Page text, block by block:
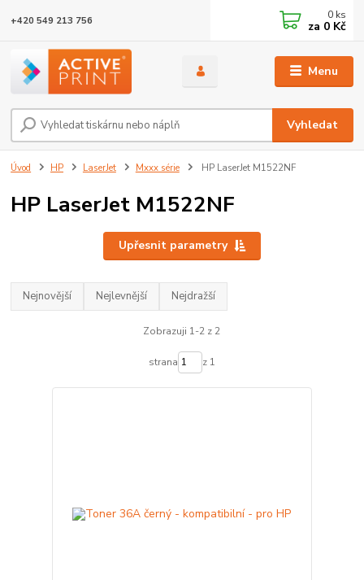
Menu
Vyhledat
+420 549 213 756 0 ks
za 0 Kč
Úvod HP LaserJet Mxxx série HP LaserJet M1522NF
HP LaserJet M1522NF
Upřesnit parametry
Nejnovější Nejlevnější Nejdražší
Zobrazuji 1-2 z 2
strana z 1